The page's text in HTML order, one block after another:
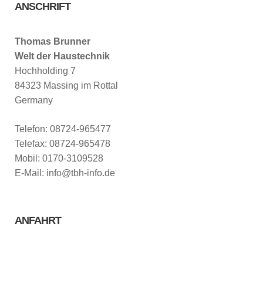
ANSCHRIFT
Thomas Brunner
Welt der Haustechnik
Hochholding 7
84323 Massing im Rottal
Germany
Telefon: 08724-965477
Telefax: 08724-965478
Mobil: 0170-3109528
E-Mail: info@tbh-info.de
ANFAHRT